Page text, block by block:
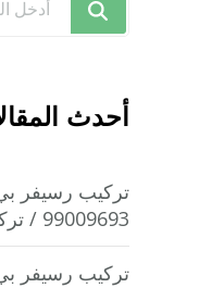
تبحث
شيء
ما؟
أحدث
تركيب رسيفر
99009693 / تركيب رسيفر bein sport
تركيب رسيفر